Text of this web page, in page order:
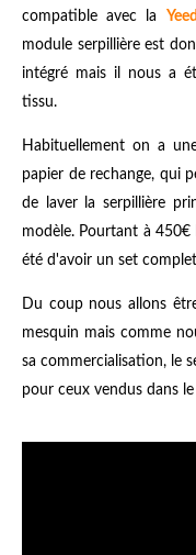
compatible avec la
module serpillière est
intégré mais il nous a
tissu.
Habituellement on a
papier de rechange, qui
de laver la serpillière
modèle. Pourtant à 450€
été d'avoir un set
Du coup nous allons
mesquin mais comme
sa commercialisation, le
pour ceux vendus dans